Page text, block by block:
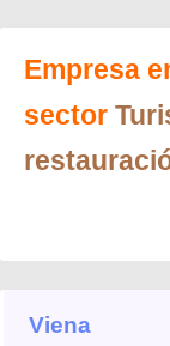
Empresa
sector
Viena